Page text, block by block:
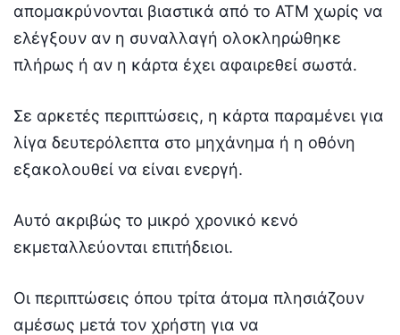
απομακρύνονται βιαστικά από το ATM χωρίς να
ελέγξουν αν η συναλλαγή ολοκληρώθηκε
πλήρως ή αν η κάρτα έχει αφαιρεθεί σωστά.
Σε αρκετές περιπτώσεις, η κάρτα παραμένει για
λίγα δευτερόλεπτα στο μηχάνημα ή η οθόνη
εξακολουθεί να είναι ενεργή.
Αυτό ακριβώς το μικρό χρονικό κενό
εκμεταλλεύονται επιτήδειοι.
Οι περιπτώσεις όπου τρίτα άτομα πλησιάζουν
αμέσως μετά τον χρήστη για να